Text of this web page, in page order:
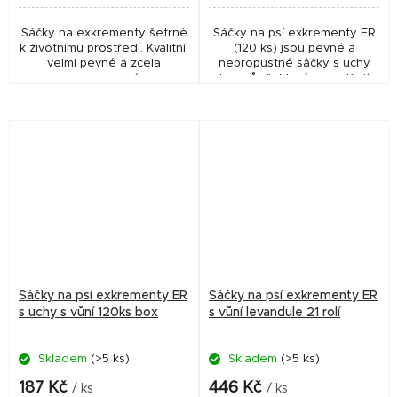
Sáčky na exkrementy šetrné
k životnímu prostředí. Kvalitní,
velmi pevné a zcela
nepropustné.
Sáčky na psí exkrementy ER
(120 ks) jsou pevné a
nepropustné sáčky s uchy
bez vůně, které usnadňují
Sáčky na psí exkrementy ER
s uchy s vůní 120ks box
Skladem (>5 ks)
187 Kč / ks
Sáčky na psí exkrementy ER
s vůní levandule 21 rolí
Skladem (>5 ks)
446 Kč / ks